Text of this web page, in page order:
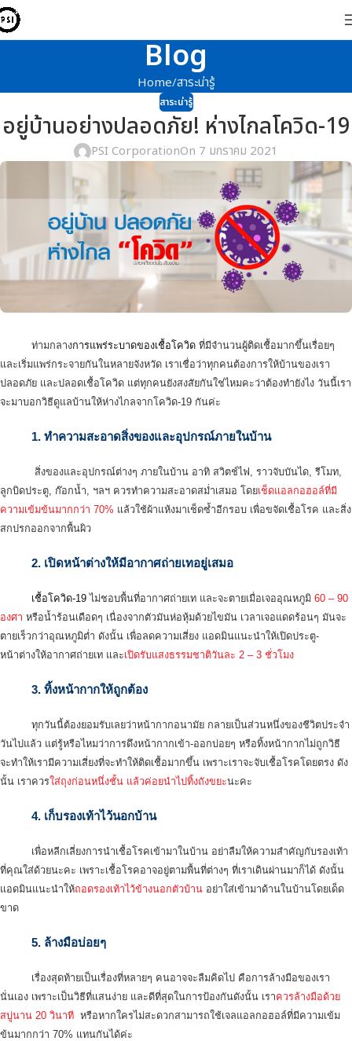
Blog
Home สาระน่ารู้
สาระน่ารู้
อยู่บ้านอย่างปลอดภัย! ห่างไกลโควิด-19
PSI CorporationOn 7 มกราคม 2021
ท่ามกลางการแพร่ระบาดของเชื้อโควิด ที่มีจำนวนผู้ติดเชื้อมากขึ้นเรื่อยๆ
และเริ่มแพร่กระจายกันในหลายจังหวัด เราเชื่อว่าทุกคนต้องการให้บ้านของเรา
ปลอดภัย และปลอดเชื้อโควิด แต่ทุกคนยังสงสัยกันใช่ไหมคะว่าต้องทำยังไง วันนี้เรา
จะมาบอกวิธีดูแลบ้านให้ห่างไกลจากโควิด-19 กันค่ะ
1. ทำความสะอาดสิ่งของและอุปกรณ์ภายในบ้าน
สิ่งของและอุปกรณ์ต่างๆ ภายในบ้าน อาทิ สวิตช์ไฟ, ราวจับบันได, รีโมท,
ลูกบิดประตู, ก๊อกน้ำ, ฯลฯ ควรทำความสะอาดสม่ำเสมอ โดยเช็ดแอลกอฮอล์ที่มี
ความเข้มข้นมากกว่า 70% แล้วใช้ผ้าแห้งมาเช็ดซ้ำอีกรอบ เพื่อขจัดเชื้อโรค และสิ่ง
สกปรกออกจากพื้นผิว
2. เปิดหน้าต่างให้มีอากาศถ่ายเทอยู่เสมอ
เชื้อโควิด-19 ไม่ชอบพื้นที่อากาศถ่ายเท และจะตายเมื่อเจออุณหภูมิ 60 – 90
องศา หรือน้ำร้อนเดือดๆ เนื่องจากตัวมันห่อหุ้มด้วยไขมัน เวลาเจอแดดร้อนๆ มันจะ
ตายเร็วกว่าอุณหภูมิต่ำ ดังนั้น เพื่อลดความเสี่ยง แอดมินแนะนำให้เปิดประตู-
หน้าต่างให้อากาศถ่ายเท และเปิดรับแสงธรรมชาติวันละ 2 – 3 ชั่วโมง
3. ทิ้งหน้ากากให้ถูกต้อง
ทุกวันนี้ต้องยอมรับเลยว่าหน้ากากอนามัย กลายเป็นส่วนหนึ่งของชีวิตประจำ
วันไปแล้ว แต่รู้หรือไหมว่าการดึงหน้ากากเข้า-ออกบ่อยๆ หรือทิ้งหน้ากากไม่ถูกวิธี
จะทำให้เรามีความเสี่ยงที่จะทำให้ติดเชื้อมากขึ้น เพราะเราจะจับเชื้อโรคโดยตรง ดัง
นั้น เราควรใส่ถุงก่อนหนึ่งชั้น แล้วค่อยนำไปทิ้งถังขยะนะคะ
4. เก็บรองเท้าไว้นอกบ้าน
เพื่อหลีกเลี่ยงการนำเชื้อโรคเข้ามาในบ้าน อย่าลืมให้ความสำคัญกับรองเท้า
ที่คุณใส่ด้วยนะคะ เพราะเชื้อโรคอาจอยู่ตามพื้นที่ต่างๆ ที่เราเดินผ่านมาก็ได้ ดังนั้น
แอดมินแนะนำให้ถอดรองเท้าไว้ข้างนอกตัวบ้าน อย่าใส่เข้ามาด้านในบ้านโดยเด็ด
ขาด
5. ล้างมือบ่อยๆ
เรื่องสุดท้ายเป็นเรื่องที่หลายๆ คนอาจจะลืมคิดไป คือการล้างมือของเรา
นั่นเอง เพราะเป็นวิธีที่แสนง่าย และดีที่สุดในการป้องกันดังนั้น เราควรล้างมือด้วย
สบู่นาน 20 วินาที หรือหากใครไม่สะดวกสามารถใช้เจลแอลกอฮอล์ที่มีความเข้ม
ข้นมากกว่า 70% แทนกันได้ค่ะ